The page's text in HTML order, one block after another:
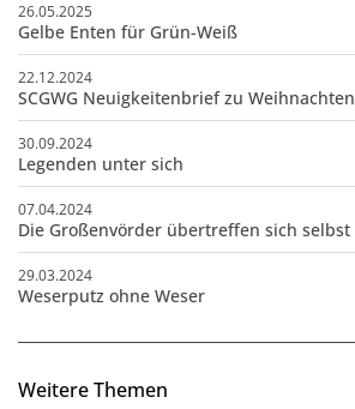
26.05.2025
Gelbe Enten für Grün-Weiß
22.12.2024
SCGWG Neuigkeitenbrief zu Weihnachten
30.09.2024
Legenden unter sich
07.04.2024
Die Großenvörder übertreffen sich selbst
29.03.2024
Weserputz ohne Weser
Weitere Themen